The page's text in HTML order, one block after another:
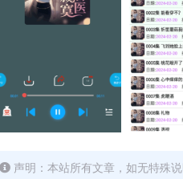
声明：本站所有文章，如无特殊